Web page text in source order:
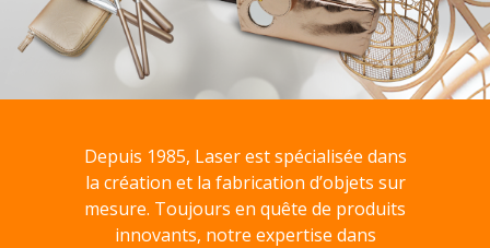
Depuis 1985, Laser est spécialisée dans
la création et la fabrication d’objets sur
mesure. Toujours en quête de produits
innovants, notre expertise dans